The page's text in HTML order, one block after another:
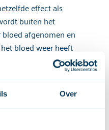
Over
effect als
buiten het
afgenomen en
bloed weer heeft
terug in het lichaam
meer zuurstof